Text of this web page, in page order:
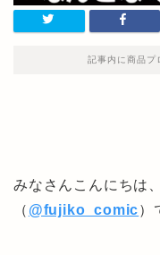
記事内に商品プ
みなさんこんにちは
（ @fujiko_comic）